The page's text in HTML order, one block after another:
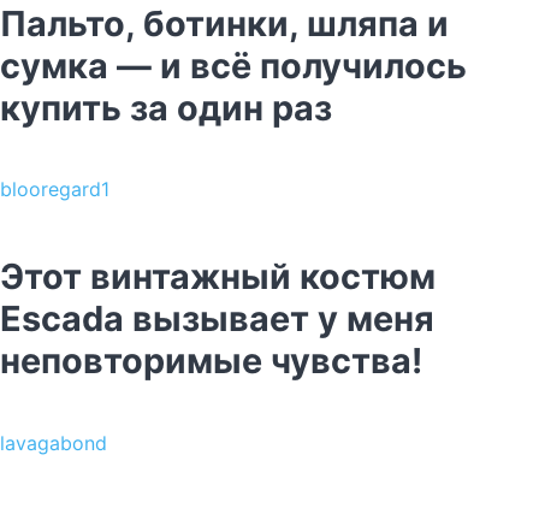
Пальто, ботинки, шляпа и
сумка — и всё получилось
купить за один раз
blooregard1
Этот винтажный костюм
Escada вызывает у меня
неповторимые чувства!
lavagabond